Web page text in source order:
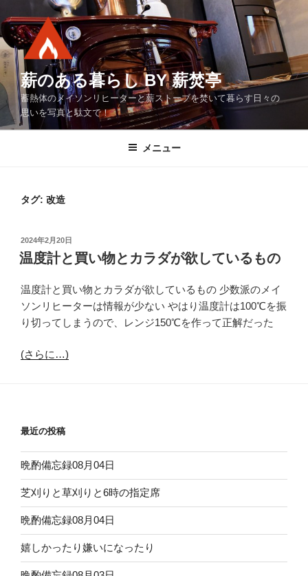
ン
テ
ン
ツ
へ
ス
キ
薪のある暮らし BY 薪焚亭
蓄熱体のメイソンリヒーターと薪ストーブを焚いて暮らす日々の
思いを写真と駄文で！
メニュー
タグ: 改造
投
稿
日:
2024年2月20日
温度計と買い物とカラダが欲しているもの
温度計と買い物とカラダが欲しているもの 少数派のメイ
ソンリヒーターは情報が少ない やはり温度計は100℃を振
り切ってしまうので、レンジ150℃を作って正解だった
(さらに…)
最近の投稿
晩酌備忘録08月04日
芝刈りと草刈りと6時の指定席
晩酌備忘録08月04日
嬉しかったり嫌いになったり